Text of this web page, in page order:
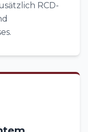
RCD-